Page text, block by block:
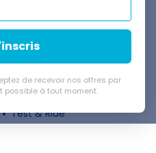
:
Unternehmen
Treueprogramm
Fahrradanpassung
Rückgaberichtlinie
Velovermietung
Test & Ride
de recevoir nos offres par
possible à tout moment.